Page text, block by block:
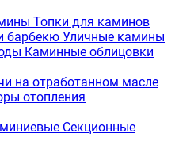
Топки для каминов
барбекю Уличные камины
Каминные облицовки
на отработанном масле
отопления
Секционные